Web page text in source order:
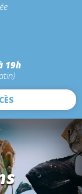
19h